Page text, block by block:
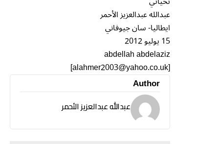
عبدالله عبدالعزيز الأحمر
ايطاليا- سان جيوفاني
15 يوليو 2012
abdellah abdelaziz
[alahmer2003@yahoo.co.uk]
Author
عبدالله عبدالعزيز الأحمر